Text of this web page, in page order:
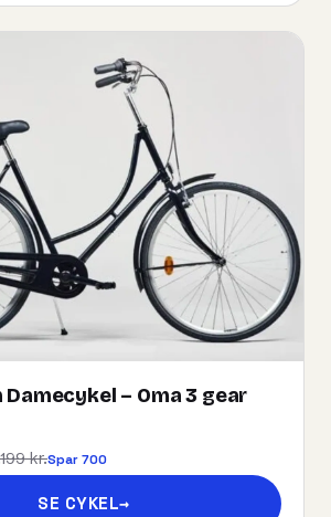
– Oma 3 gear
kr.Spar 700
SE CYKEL→